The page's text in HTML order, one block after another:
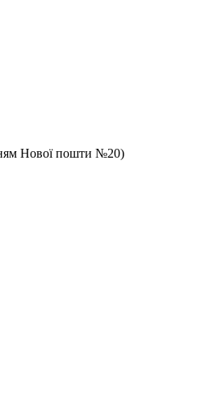
Нової пошти №20)